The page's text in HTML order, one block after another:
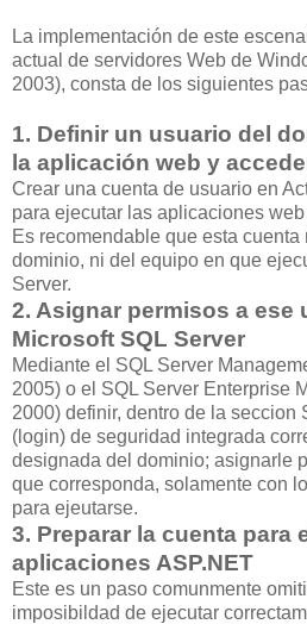
La implementación de este
actual de servidores Web de
2003), consta de los siguientes
1. Definir un usuario del
la aplicación web y
Crear una cuenta de usuario en
para ejecutar las aplicaciones
Es recomendable que esta cuenta
dominio, ni del equipo en que
Server.
2. Asignar permisos a ese
Microsoft SQL Server
Mediante el SQL Server
2005) o el SQL Server Enterprise
2000) definir, dentro de la seccion
(login) de seguridad integrada
designada del dominio; asignarle
que corresponda, solamente con
para ejeutarse.
3. Preparar la cuenta para
aplicaciones ASP.NET
Este es un paso comunmente
imposibildad de ejecutar